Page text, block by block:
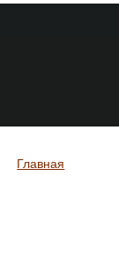
Вы здесь
Главная